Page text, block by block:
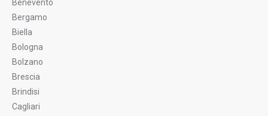
Benevento
Bergamo
Biella
Bologna
Bolzano
Brescia
Brindisi
Cagliari